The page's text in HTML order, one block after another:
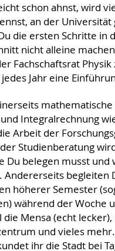
schon ahnst, wird
an der Universität
die ersten Schritte in
nicht alleine
Fachschaftsrat
Jahr eine
Integralrechnung
Arbeit der
Studienberatung
Du belegen musst und
Andererseits begleiten
höherer Semester
während der Woche
die Mensa (echt
und vieles
ihr die Stadt bei